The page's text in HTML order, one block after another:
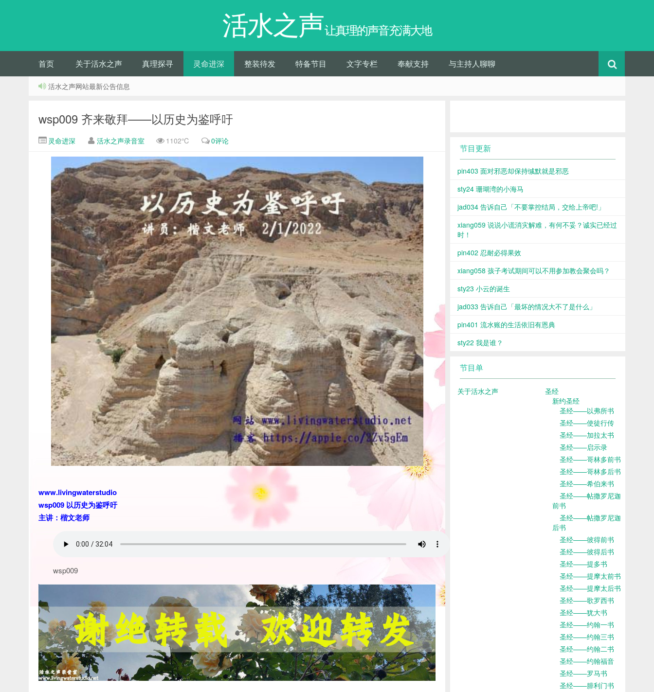
活水之声让真理的声音充满大地
首页 关于活水之声 真理探寻 灵命进深 整装待发 特备节目 文字专栏 奉献支持 与主持人聊聊
活水之声网站最新公告信息
wsp009 齐来敬拜——以历史为鉴呼吁
灵命进深 活水之声录音室 1102℃ 0评论
www.livingwaterstudio
wsp009 以历史为鉴呼吁
主讲：楷文老师
wsp009
节目更新
pin403 面对邪恶却保持缄默就是邪恶
sty24 珊瑚湾的小海马
jad034 告诉自己「不要掌控结局，交给上帝吧!」
xiang059 说说小谎消灾解难，有何不妥？诚实已经过
时！
pin402 忍耐必得果效
xiang058 孩子考试期间可以不用参加教会聚会吗？
sty23 小云的诞生
jad033 告诉自己「最坏的情况大不了是什么」
pin401 流水账的生活依旧有恩典
sty22 我是谁？
节目单
关于活水之声
圣经
新约圣经
圣经——以弗所书
圣经——使徒行传
圣经——加拉太书
圣经——启示录
圣经——哥林多前书
圣经——哥林多后书
圣经——希伯来书
圣经——帖撒罗尼迦
前书
圣经——帖撒罗尼迦
后书
圣经——彼得前书
圣经——彼得后书
圣经——提多书
圣经——提摩太前书
圣经——提摩太后书
圣经——歌罗西书
圣经——犹大书
圣经——约翰一书
圣经——约翰三书
圣经——约翰二书
圣经——约翰福音
圣经——罗马书
圣经——腓利门书